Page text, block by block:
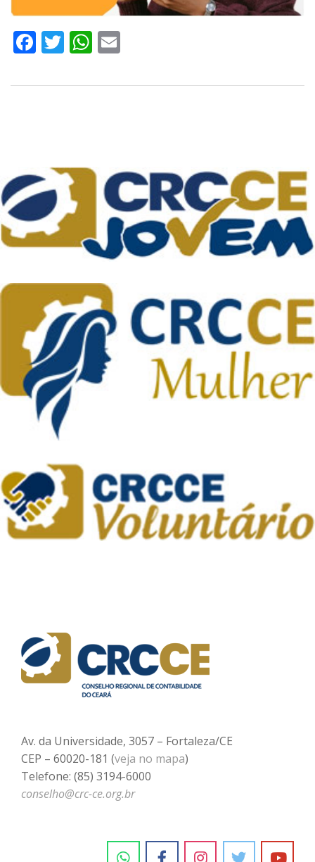
Facebook
TwitterWhatsApp
Av. da Universidade, 3057 – Fortaleza/CE
CEP – 60020-181 (veja no mapa)
Telefone: (85) 3194-6000
conselho@crc-ce.org.br